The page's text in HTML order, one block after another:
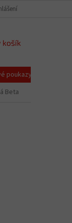
košík
poukazy
Beta